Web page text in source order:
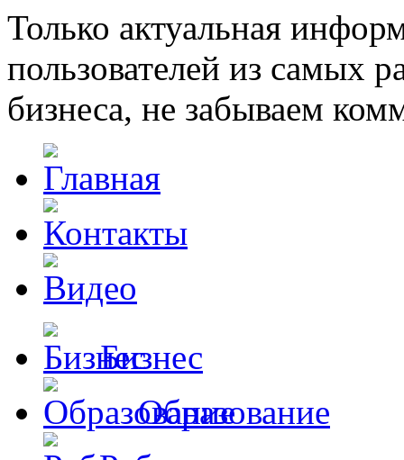
Только актуальная
пользователей из самых
бизнеса, не забываем
Бизнес
Образование